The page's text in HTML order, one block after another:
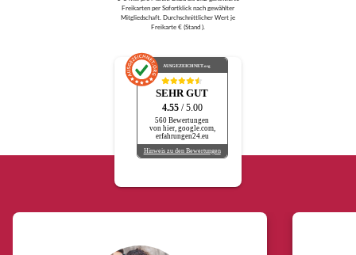
Freikarten per Sofortklick nach gewählter
Mitgliedschaft. Durchschnittlicher Wert je
Freikarte € (Stand ).
AUSGEZEICHNET.org
SEHR GUT
4.55 / 5.00
560 Bewertungen
von hier, google.com,
erfahrungen24.eu
Hinweis zu den Bewertungen